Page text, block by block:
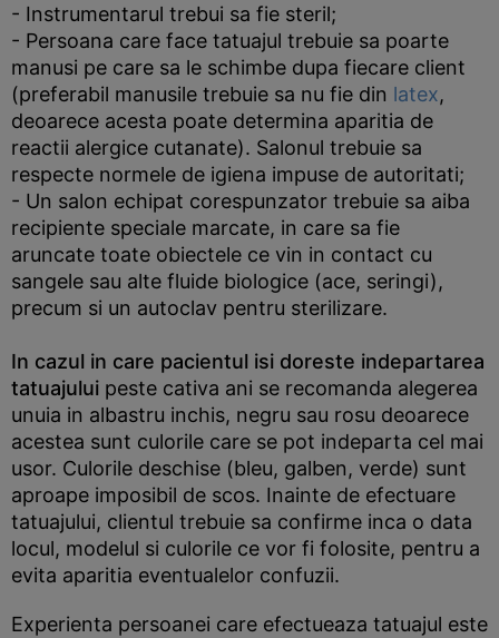
- Instrumentarul trebui sa fie steril;
- Persoana care face tatuajul trebuie sa poarte
manusi pe care sa le schimbe dupa fiecare client
(preferabil manusile trebuie sa nu fie din latex,
deoarece acesta poate determina aparitia de
reactii alergice cutanate). Salonul trebuie sa
respecte normele de igiena impuse de autoritati;
- Un salon echipat corespunzator trebuie sa aiba
recipiente speciale marcate, in care sa fie
aruncate toate obiectele ce vin in contact cu
sangele sau alte fluide biologice (ace, seringi),
precum si un autoclav pentru sterilizare.
In cazul in care pacientul isi doreste indepartarea
tatuajului peste cativa ani se recomanda alegerea
unuia in albastru inchis, negru sau rosu deoarece
acestea sunt culorile care se pot indeparta cel mai
usor. Culorile deschise (bleu, galben, verde) sunt
aproape imposibil de scos. Inainte de efectuare
tatuajului, clientul trebuie sa confirme inca o data
locul, modelul si culorile ce vor fi folosite, pentru a
evita aparitia eventualelor confuzii.
Experienta persoanei care efectueaza tatuajul este